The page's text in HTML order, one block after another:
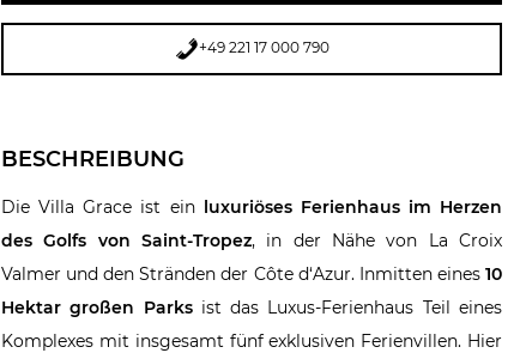
+49 221 17 000 790
BESCHREIBUNG
Die Villa Grace ist ein luxuriöses Ferienhaus im Herzen
des Golfs von Saint-Tropez, in der Nähe von La Croix
Valmer und den Stränden der Côte d‘Azur. Inmitten eines10
Hektar großen Parksist das Luxus-Ferienhaus Teil eines
Komplexes mit insgesamt fünf exklusiven Ferienvillen. Hier